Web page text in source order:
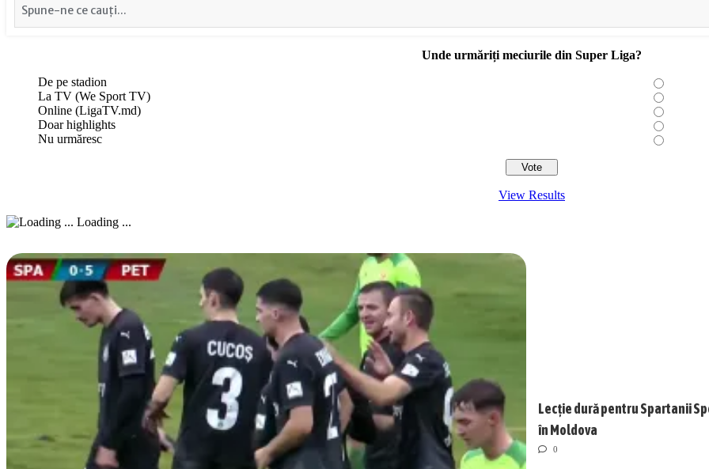
Unde urmăriți meciurile din Super Liga?
De pe stadion
La TV (We Sport TV)
Online (LigaTV.md)
Doar highlights
Nu urmăresc
View Results
Loading ...
Lecție dură pentru Spartanii
în Moldova
0